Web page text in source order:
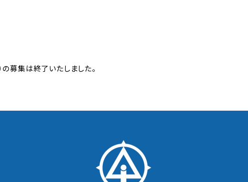
募集は終了いたしました。